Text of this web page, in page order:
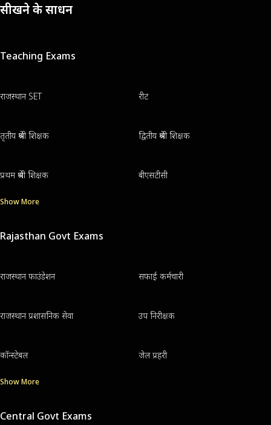
सीखने के साधन
Teaching Exams
राजस्थान SET रीट
तृतीय श्रेणी शिक्षक द्वितीय श्रेणी शिक्षक
प्रथम श्रेणी शिक्षक बीएसटीसी
Show More
Rajasthan Govt Exams
राजस्थान फाउंडेशन सफाई कर्मचारी
राजस्थान प्रशासनिक सेवा उप निरीक्षक
कॉन्स्टेबल जेल प्रहरी
Show More
Central Govt Exams